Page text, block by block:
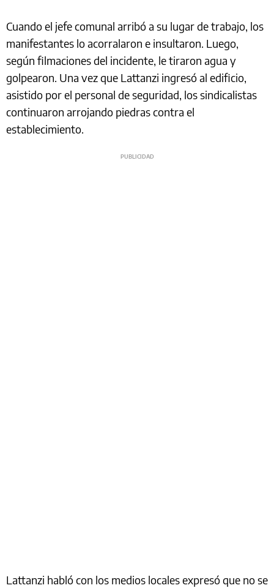
Cuando el jefe comunal arribó a su lugar de trabajo, los
manifestantes lo acorralaron e insultaron. Luego,
según filmaciones del incidente, le tiraron agua y
golpearon. Una vez que Lattanzi ingresó al edificio,
asistido por el personal de seguridad, los sindicalistas
continuaron arrojando piedras contra el
establecimiento.
Lattanzi habló con los medios locales expresó que no se